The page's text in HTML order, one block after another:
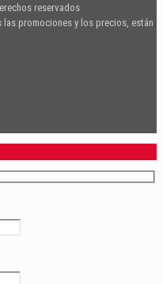
reservados
promociones y los precios, están